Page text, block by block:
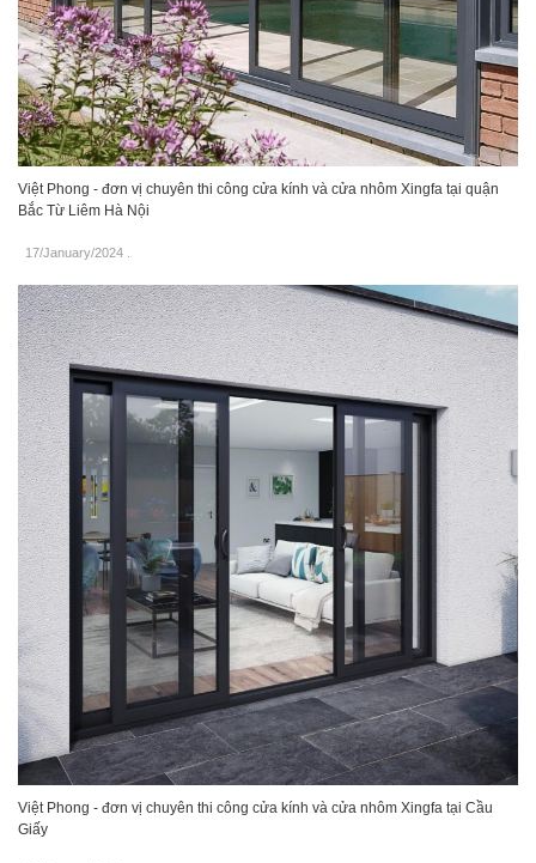
Việt Phong - đơn vị chuyên thi công cửa kính và cửa nhôm Xingfa tại quận
Bắc Từ Liêm Hà Nội
17/January/2024
Việt Phong - đơn vị chuyên thi công cửa kính và cửa nhôm Xingfa tại Cầu
Giấy